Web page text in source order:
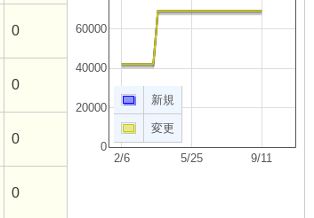
2/6 5/25 9/11
0
20000
40000
60000
新規
変更
0
0
0
0